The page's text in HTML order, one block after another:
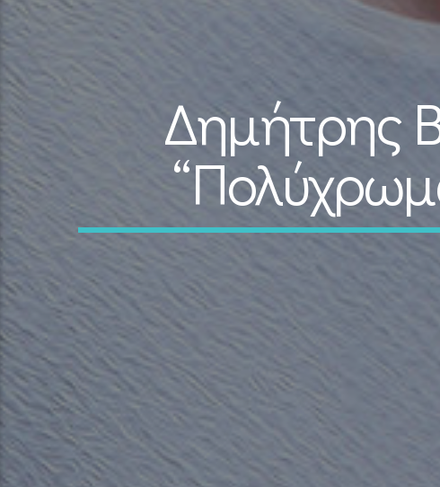
Δημήτρης